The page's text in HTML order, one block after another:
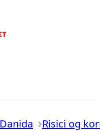
Danida Risici og